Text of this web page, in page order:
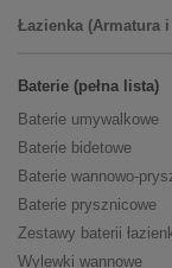
Łazienka (Armatura i
Baterie (pełna lista)
Baterie umywalkowe
Baterie bidetowe
Baterie wannowo-
Baterie prysznicowe
Zestawy baterii
Wylewki wannowe